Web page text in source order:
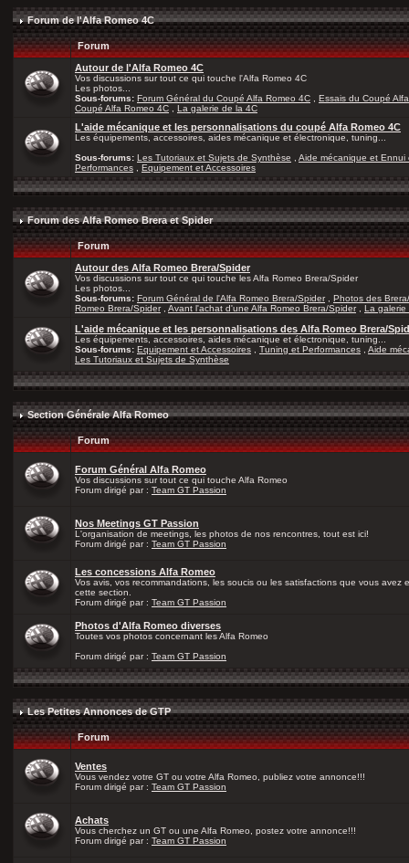
Forum de l'Alfa Romeo 4C
Forum
Autour de l'Alfa Romeo 4C
Vos discussions sur tout ce qui touche l'Alfa Romeo 4C
Les photos...
Sous-forums: Forum Général du Coupé Alfa Romeo 4C
Essais du Coupé
Coupé Alfa Romeo 4C
La galerie de la 4C
L'aide mécanique et les personnalisations du coupé Alfa Romeo 4C
Les équipements, accessoires, aides mécanique et électronique, tuning...
Sous-forums: Les Tutoriaux et Sujets de Synthèse
Aide mécanique et Ennui
Performances
Equipement et Accessoires
Forum des Alfa Romeo Brera et Spider
Forum
Autour des Alfa Romeo Brera/Spider
Vos discussions sur tout ce qui touche les Alfa Romeo Brera/Spider
Les photos...
Sous-forums: Forum Général de l'Alfa Romeo Brera/Spider, Photos des
Romeo Brera/Spider, Avant l'achat d'une Alfa Romeo Brera/Spider, La galerie
L'aide mécanique et les personnalisations des Alfa Romeo Brera/
Les équipements, accessoires, aides mécanique et électronique, tuning...
Sous-forums: Equipement et Accessoires Tuning et Performances
Aide
Les Tutoriaux et Sujets de Synthèse
Section Générale Alfa Romeo
Forum
Forum Général Alfa Romeo
Vos discussions sur tout ce qui touche Alfa Romeo
Forum dirigé par : Team GT Passion
Nos Meetings GT Passion
L'organisation de meetings, les photos de nos rencontres, tout est ici!
Forum dirigé par : Team GT Passion
Les concessions Alfa Romeo
Vos avis, vos recommandations, les soucis ou les satisfactions que vous avez
cette section.
Forum dirigé par : Team GT Passion
Photos d'Alfa Romeo diverses
Toutes vos photos concernant les Alfa Romeo
Forum dirigé par : Team GT Passion
Les Petites Annonces de GTP
Forum
Ventes
Vous vendez votre GT ou votre Alfa Romeo, publiez votre annonce!!!
Forum dirigé par : Team GT Passion
Achats
Vous cherchez un GT ou une Alfa Romeo, postez votre annonce!!!
Forum dirigé par : Team GT Passion